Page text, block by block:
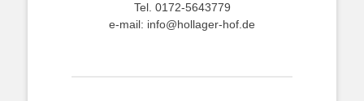
Tel. 0172-5643779
e-mail: info@hollager-hof.de